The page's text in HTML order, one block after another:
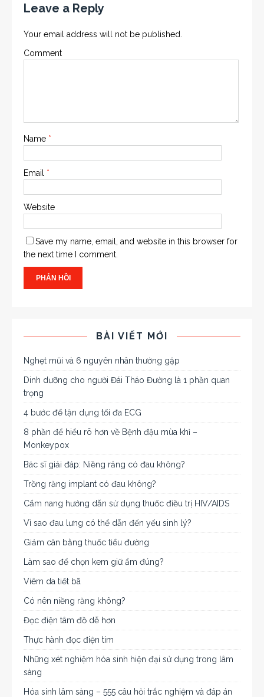
Leave a Reply
Your email address will not be published.
Comment
Name *
Email *
Website
Save my name, email, and website in this browser for
the next time I comment.
BÀI VIẾT MỚI
Nghẹt mũi và 6 nguyên nhân thường gặp
Dinh dưỡng cho người Đái Tháo Đường là 1 phần quan
trọng
4 bước để tận dụng tối đa ECG
8 phần để hiểu rõ hơn về Bệnh đậu mùa khỉ –
Monkeypox
Bác sĩ giải đáp: Niềng răng có đau không?
Trồng răng implant có đau không?
Cẩm nang hướng dẫn sử dụng thuốc điều trị HIV/AIDS
Vì sao đau lưng có thể dẫn đến yếu sinh lý?
Giảm cân bằng thuốc tiểu đường
Làm sao để chọn kem giữ ẩm đúng?
Viêm da tiết bã
Có nên niềng răng không?
Đọc điện tâm đồ dễ hơn
Thực hành đọc điện tim
Những xét nghiệm hóa sinh hiện đại sử dụng trong lâm
sàng
Hóa sinh lâm sàng – 555 câu hỏi trắc nghiệm và đáp án